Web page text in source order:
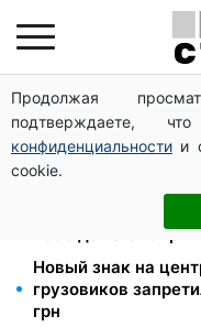
Продолжая
подтверждаете,
конфиденциальности и
cookie.
125 грн за куб
подорожание
Дефицит товаров
запасами продукции
Пенсия по
2595 до 10 625 грн
Новый знак на
грузовиков
грн